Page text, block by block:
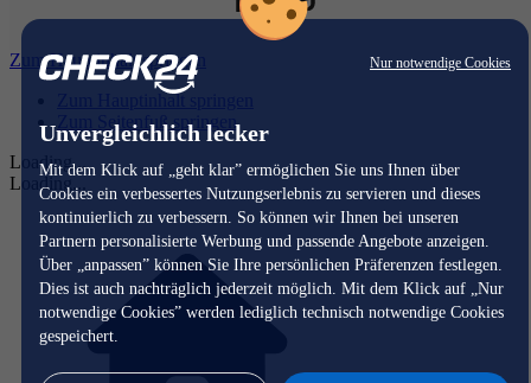
Nur notwendige Cookies
Unvergleichlich lecker
Mit dem Klick auf „geht klar” ermöglichen Sie uns Ihnen über
Cookies ein verbessertes Nutzungserlebnis zu servieren und dieses
kontinuierlich zu verbessern. So können wir Ihnen bei unseren
Partnern personalisierte Werbung und passende Angebote anzeigen.
Über „anpassen” können Sie Ihre persönlichen Präferenzen festlegen.
Dies ist auch nachträglich jederzeit möglich. Mit dem Klick auf „Nur
notwendige Cookies” werden lediglich technisch notwendige Cookies
gespeichert.
Zum Hauptinhalt springen
Zum Hauptinhalt springen
Zum Seitenfuß springen
Loading...
Loading...